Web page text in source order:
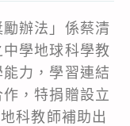
辦法」係蔡清
學地球科學教
力，學習連結
，特捐贈設立
科教師補助出